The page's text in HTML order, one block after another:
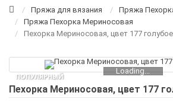
Пряжа для вязания
Пряжа
Пряжа Пехорка Мериносовая
Пехорка Мериносовая, цвет 177
ПОПУЛЯРНЫЙ
Loading...
Пехорка Мериносовая, цвет 177